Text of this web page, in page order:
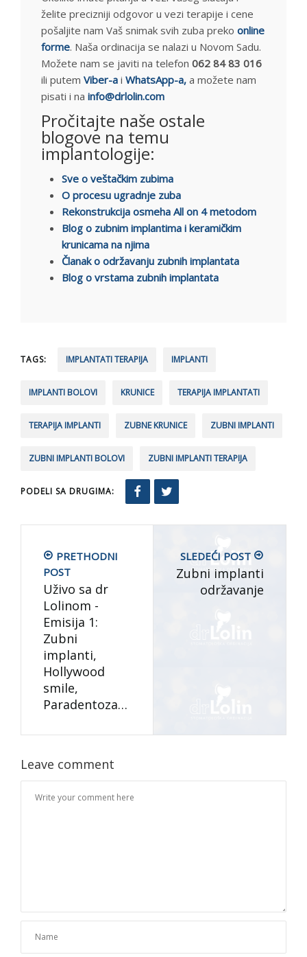
želite precizniji odgovor u vezi terapije i cene
pošaljite nam Vaš snimak svih zuba preko online
forme. Naša ordinacija se nalazi u Novom Sadu.
Možete nam se javiti na telefon 062 84 83 016
ili putem Viber-a i WhatsApp-a, a možete nam
pisati i na info@drlolin.com
Pročitajte naše ostale
blogove na temu
implantologije:
Sve o veštačkim zubima
O procesu ugradnje zuba
Rekonstrukcija osmeha All on 4 metodom
Blog o zubnim implantima i keramičkim
krunicama na njima
Članak o održavanju zubnih implantata
Blog o vrstama zubnih implantata
TAGS: IMPLANTATI TERAPIJA IMPLANTI
IMPLANTI BOLOVI KRUNICE TERAPIJA IMPLANTATI
TERAPIJA IMPLANTI ZUBNE KRUNICE ZUBNI IMPLANTI
ZUBNI IMPLANTI BOLOVI ZUBNI IMPLANTI TERAPIJA
PODELI SA DRUGIMA:
PRETHODNI
POST
Uživo sa dr
Lolinom -
Emisija 1:
Zubni
implanti,
Hollywood
smile,
Paradentoza…
SLEDEĆI POST
Zubni implanti
održavanje
Leave comment